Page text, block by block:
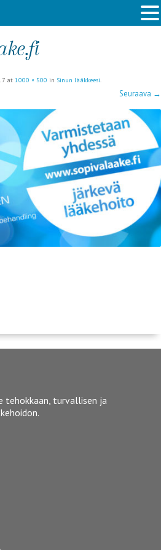
at 1000 × 500 in Sinun lääkkeesi
Seuraava →
turvallisen ja